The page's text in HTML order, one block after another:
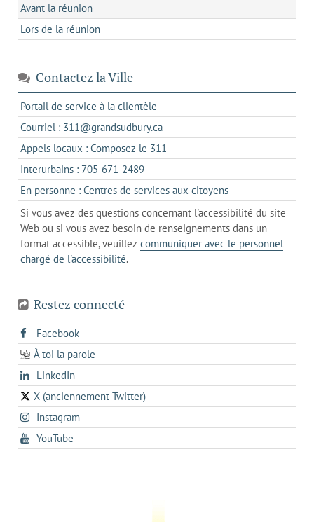
Avant la réunion
Lors de la réunion
Contactez la Ville
Portail de service à la clientèle
dans
un
nouvel
Courriel : 311@grandsudbury.cas'ouvre
dans
votre
de
messagerie
Appels locaux : Composez le 311
dans
un
client
de
votre
téléphone
Interurbains : 705-671-2489s'ouvre
dans
un
client
de
votre
En personne : Centres de services aux citoyenss'ouvre
dans
l'onglet
actuel
Si vous avez des questions concernant l'accessibilité du site
Web ou si vous avez besoin de renseignements dans un
format accessible, veuillez communiquer avec le personnel
chargé de l'accessibilité.
Restez connecté
Facebooks'ouvre
dans
un
onglet
À toi la parole
opens
in
a
new
tab
LinkedInopens
in
a
new
X (anciennement Twitter)
s'ouvre
dans
un
nouvel
Instagrams'ouvre
dans
un
YouTube
dans